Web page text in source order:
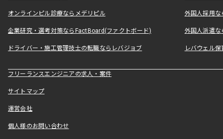
オンラインピル診療ならメデリピル 外国人採用
企業研究・選考対策ならFactBoard(ファクトボード) 外国人派遣な
ドライバー・施工管理技士の転職ならレバジョブ レバウェル
フリーランスエンジニアの求人・案件
サイトマップ
運営会社
個人様のお問い合わせ